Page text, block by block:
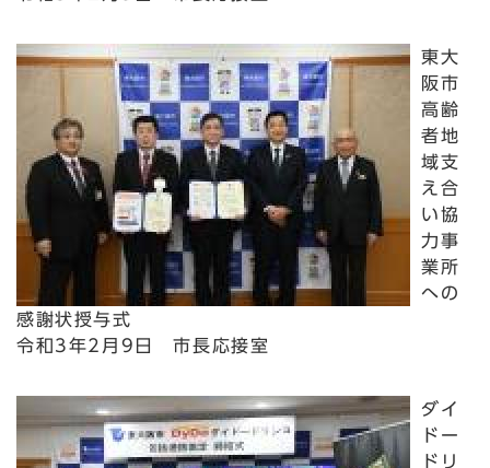
東大
阪市
高齢
者地
域支
え合
い協
力事
業所
への
感謝状授与式
令和3年2月9日 市長応接室
ダイ
ドー
ドリ